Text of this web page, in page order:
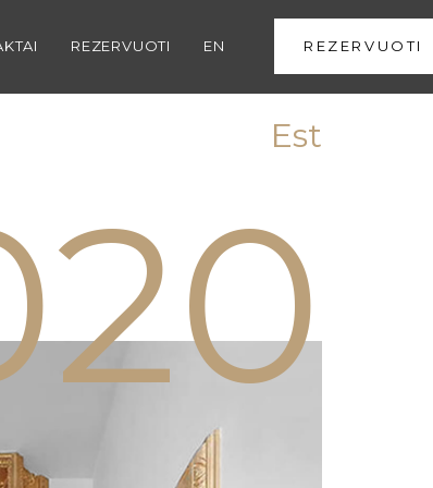
REZERVUOTI EN REZERVUOTI
Est
1
20